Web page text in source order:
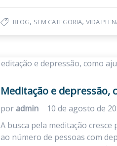
BLOG, SEM CATEGORIA, VIDA
Meditação e depressão,
poradmin
10 de agosto de
A busca pela meditação cresce
ao número de pessoas com